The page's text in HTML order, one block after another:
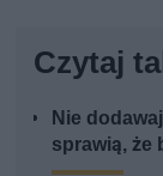
Czytaj
Nie
sprawią, że